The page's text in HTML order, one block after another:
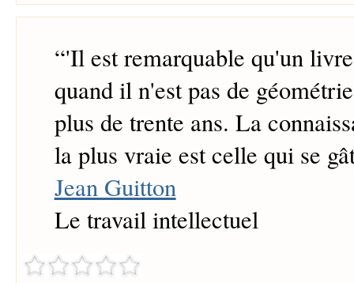
“'Il est remarquable qu'un
quand il n'est pas de
plus de trente ans. La
la plus vraie est celle qui se
Jean Guitton
Le travail intellectuel